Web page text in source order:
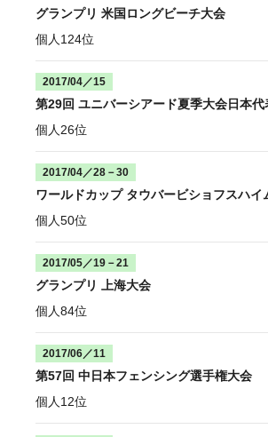
グランプリ 米国ロングビーチ大会
個人124位
2017/04／15
第29回 ユニバーシアード夏季大会日本代
個人26位
2017/04／28－30
ワールドカップ タウバービショフスハイ
個人50位
2017/05／19－21
グランプリ 上海大会
個人84位
2017/06／11
第57回 中日本フェンシング選手権大会
個人12位